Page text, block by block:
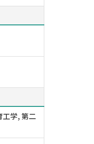
工学, 第二